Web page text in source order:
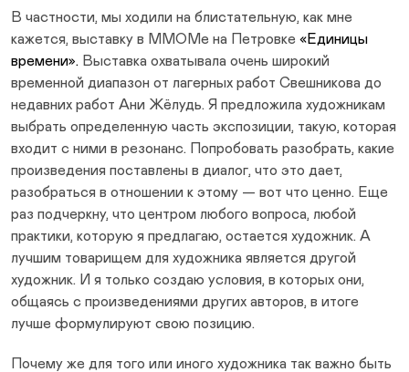
В частности, мы ходили на блистательную, как мне
кажется, выставку в ММОМе на Петровке «Единицы
времени». Выставка охватывала очень широкий
временной диапазон от лагерных работ Свешникова до
недавних работ Ани Жёлудь. Я предложила художникам
выбрать определенную часть экспозиции, такую, которая
входит с ними в резонанс. Попробовать разобрать, какие
произведения поставлены в диалог, что это дает,
разобраться в отношении к этому — вот что ценно. Еще
раз подчеркну, что центром любого вопроса, любой
практики, которую я предлагаю, остается художник. А
лучшим товарищем для художника является другой
художник. И я только создаю условия, в которых они,
общаясь с произведениями других авторов, в итоге
лучше формулируют свою позицию.
Почему же для того или иного художника так важно быть